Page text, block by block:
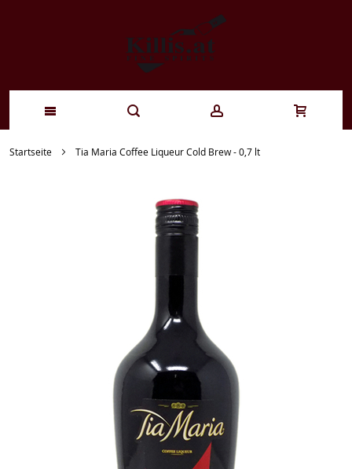
Zum
Startseite Tia Maria Coffee Liqueur Cold Brew - 0,7 lt